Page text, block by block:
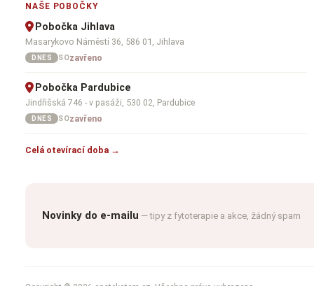
NAŠE POBOČKY
Pobočka Jihlava
Masarykovo Náměstí 36, 586 01, Jihlava
DNES SOzavřeno
Pobočka Pardubice
Jindřišská 746 - v pasáži, 530 02, Pardubice
DNES SOzavřeno
Celá otevírací doba →
Novinky do e-mailu — tipy z fytoterapie a akce, žádný spam